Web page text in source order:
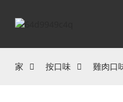
家 按口味 雞肉口